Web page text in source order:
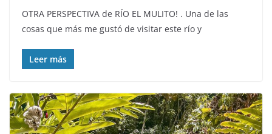
OTRA PERSPECTIVA de RÍO EL MULITO! . Una de las
cosas que más me gustó de visitar este río y
Leer más